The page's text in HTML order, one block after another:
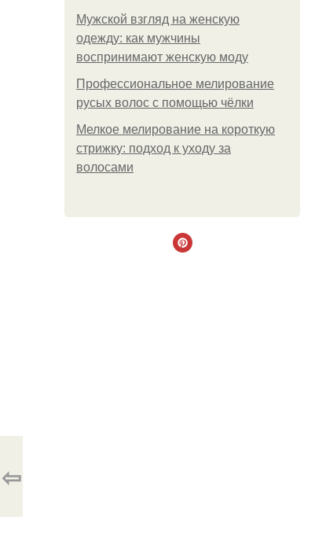
Мужской взгляд на женскую
одежду: как мужчины
воспринимают женскую моду
Профессиональное мелирование
русых волос с помощью чёлки
Мелкое мелирование на короткую
стрижку: подход к уходу за
волосами
⇦